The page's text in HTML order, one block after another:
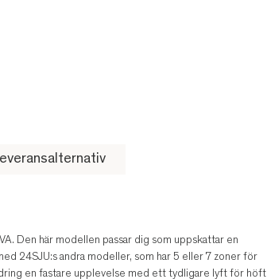
Den här modellen passar dig som uppskattar en
24SJU:s andra modeller, som har 5 eller 7 zoner för
en fastare upplevelse med ett tydligare lyft för höft